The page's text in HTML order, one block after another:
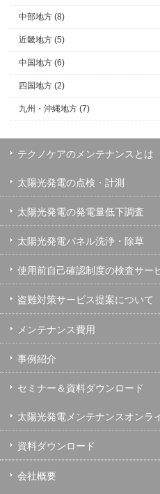
中部地方 (8)
近畿地方 (5)
中国地方 (6)
四国地方 (2)
九州・沖縄地方 (7)
テクノケアのメンテナンスとは
太陽光発電の点検・計測
太陽光発電の発電量低下調査
太陽光発電パネル洗浄・除草
使用前自己確認制度の検査サー
盗難対策サービス提案について
メンテナンス費用
事例紹介
セミナー＆資料ダウンロード
太陽光発電メンテナンスオンラ
資料ダウンロード
会社概要